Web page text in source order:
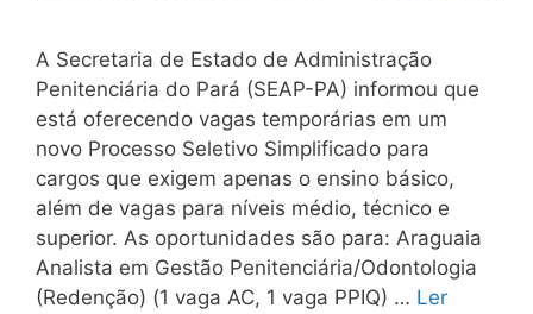
A Secretaria de Estado de Administração
Penitenciária do Pará (SEAP-PA) informou que
está oferecendo vagas temporárias em um
novo Processo Seletivo Simplificado para
cargos que exigem apenas o ensino básico,
além de vagas para níveis médio, técnico e
superior. As oportunidades são para: Araguaia
Analista em Gestão Penitenciária/Odontologia
(Redenção) (1 vaga AC, 1 vaga PPIQ) … Ler